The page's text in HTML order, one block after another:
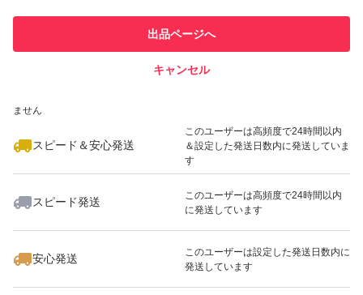
での取引実績があります
ません
スピード＆安心発送
このユーザーは高頻度で24時間以内
＆設定した発送日数内に発送していま
す
スピード発送
このユーザーは高頻度で24時間以内
に発送しています
安心発送
このユーザーは設定した発送日数内に
発送しています
出品ページへ
キャンセル
いいね！
2,400